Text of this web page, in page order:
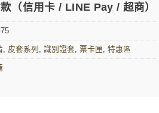
（信用卡 / LINE Pay / 超商）
, 皮套系列 , 識別證套, 票卡匣, 特惠區